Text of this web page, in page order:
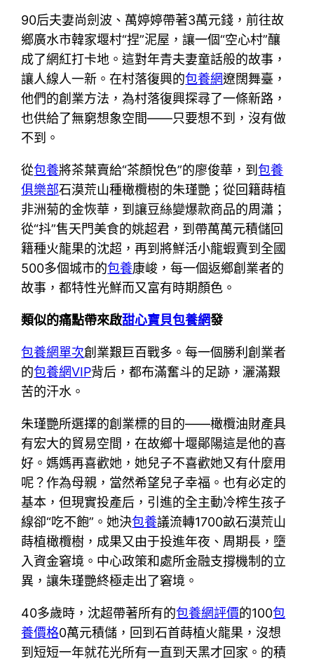
90后夫妻尚劍波、萬婷婷帶著3萬元錢，前往故
鄉廣水市韓家堰村“捏”泥屋，讓一個“空心村”釀
成了網紅打卡地。這對年青夫妻童話般的故事，
讓人線人一新。在村落復興的包養網遼闊舞臺，
他們的創業方法，為村落復興探尋了一條新路，
也供給了無窮想象空間——只要想不到，沒有做
不到。
從包養將茶葉賣給“茶顏悅色”的廖俊華，到包養
俱樂部石漠荒山種橄欖樹的朱瑾艷；從回籍蒔植
非洲菊的金恢華，到讓豆絲變爆款商品的周瀟；
從“抖”售天門美食的姚超君，到帶萬萬元積儲回
籍種火龍果的沈超，再到將鮮活小龍蝦賣到全國
500多個城市的包養康峻，每一個返鄉創業者的
故事，都特性光鮮而又富有時期顏色。
類似的痛點帶來啟甜心寶貝包養網發
包養網單次創業艱巨百戰多。每一個勝利創業者
的包養網VIP背后，都布滿奮斗的足跡，灑滿艱
苦的汗水。
朱瑾艷所選擇的創業標的目的——橄欖油財產具
有宏大的貿易空間，在故鄉十堰鄖陽這是他的喜
好。媽媽再喜歡她，她兒子不喜歡她又有什麼用
呢？作為母親，當然希望兒子幸福。也有必定的
基本，但現實投產后，引進的全主動冷榨生孩子
線卻“吃不飽”。她決包養議流轉1700畝石漠荒山
蒔植橄欖樹，成果又由于投進年夜、周期長，墮
入資金窘境。中心政策和處所金融支撐機制的立
異，讓朱瑾艷終極走出了窘境。
40多歲時，沈超帶著所有的包養網評價的100包
養價格0萬元積儲，回到石首蒔植火龍果，沒想
到短短一年就花光所有一直到天黑才回家。的積